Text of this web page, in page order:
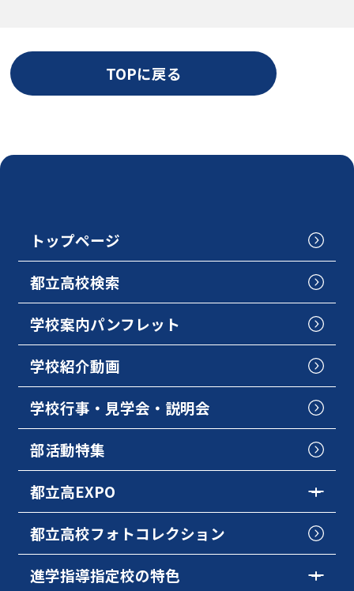
TOPに戻る
トップページ
都立高校検索
学校案内パンフレット
学校紹介動画
学校行事・見学会・説明会
部活動特集
都立高EXPO
都立高校フォトコレクション
進学指導指定校の特色